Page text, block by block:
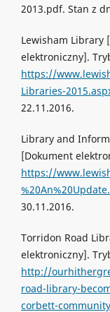
2013.pdf. Stan z
Lewisham Library
elektroniczny].
https://
Libraries-
22.11.2016.
Library and
[Dokument
https://
30.11.2016.
Torridon Road
elektroniczny].
http://
road-library-
corbett-